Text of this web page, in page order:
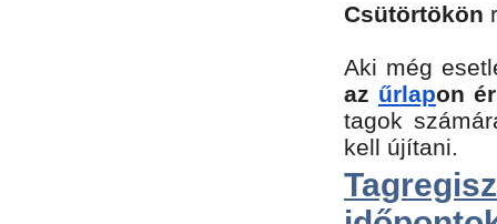
Csütörtökön
Aki még
az űrlapon
tagok
kell újítani.